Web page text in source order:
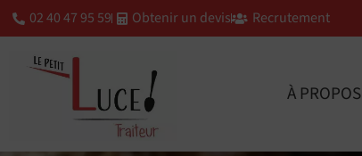
02 40 47 95 59 Obtenir un devis Recrutement
À PROPOS